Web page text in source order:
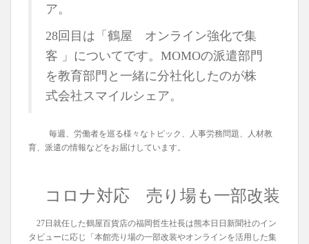
ア。
28回目は「鶴屋 オンライン強化で集
客 」についてです。MOMOの派遣部門
を教育部門と一緒に分社化したのが株
式会社スマイルシェア。
毎週、労働者を巡る様々なトピック、人事労務問題、人材教
育、派遣の情報などをお届けしています。
コロナ対応 売り場も一部改装
27日就任した鶴屋百貨店の福岡哲生社長は熊本日日新聞社のイン
タビューに応じ「本館売り場の一部改装やオンラインを活用した集